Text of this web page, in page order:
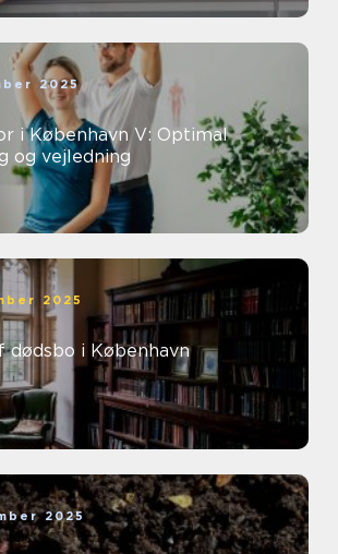
2025
i København V: Optimal
og vejledning
2025
dødsbo i København
2025